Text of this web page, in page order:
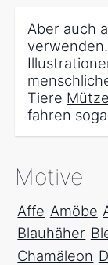
Aber auch
Tiere
fahren
Motive
Affe Amöbe
Blauhäher
Chamäleon